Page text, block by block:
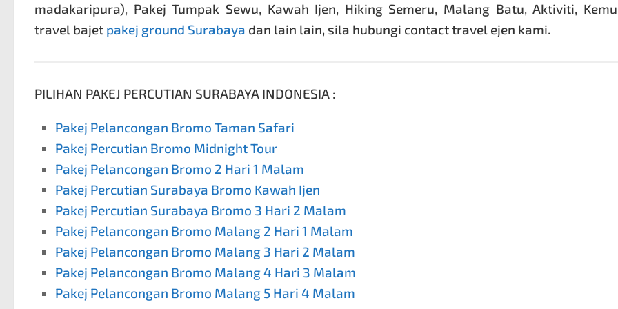
madakaripura), Pakej Tumpak Sewu, Kawah Ijen, Hiking Semeru, Malang Batu, Aktiviti,
travel bajet pakej ground Surabaya dan lain lain, sila hubungi contact travel ejen kami.
PILIHAN PAKEJ PERCUTIAN SURABAYA INDONESIA :
Pakej Pelancongan Bromo Taman Safari
Pakej Percutian Bromo Midnight Tour
Pakej Pelancongan Bromo 2 Hari 1 Malam
Pakej Percutian Surabaya Bromo Kawah Ijen
Pakej Percutian Surabaya Bromo 3 Hari 2 Malam
Pakej Pelancongan Bromo Malang 2 Hari 1 Malam
Pakej Pelancongan Bromo Malang 3 Hari 2 Malam
Pakej Pelancongan Bromo Malang 4 Hari 3 Malam
Pakej Pelancongan Bromo Malang 5 Hari 4 Malam